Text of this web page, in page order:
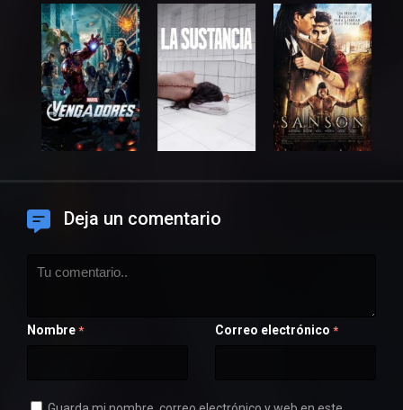
Deja un comentario
Nombre * Correo electrónico *